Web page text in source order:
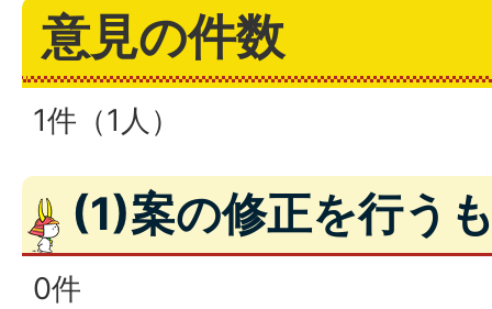
意見の件数
1件（1人）
(1)案の修正を行う
0件